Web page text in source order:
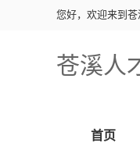
您好，欢迎来到苍
苍溪人
首页